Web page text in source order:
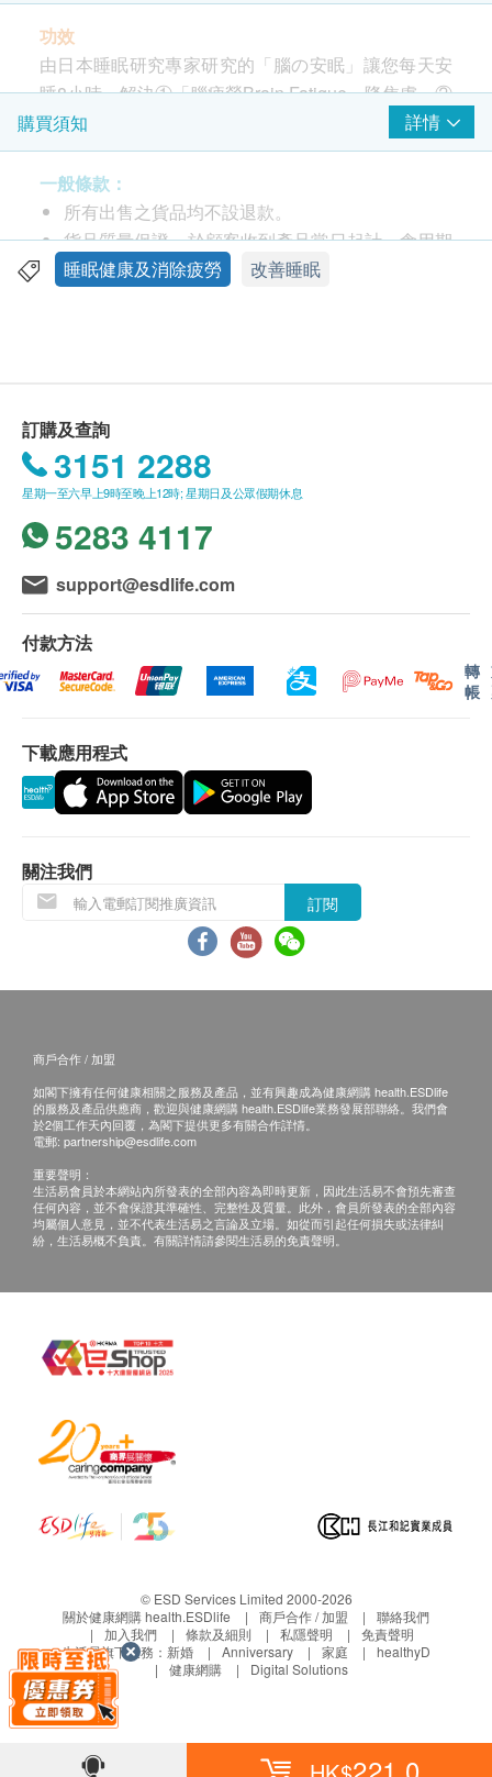
功效
由日本睡眠研究專家研究的「腦の安眠」讓您每天安
睡8小時，解決①「腦疲勞Brain Fatigue」降焦慮、②
睡眠障礙、③肌肉痠痛！舒緩入睡困難，針對淺睡、
多夢易醒、早醒等，助你建立自然睡眠規律。
成份
γ-氨基丁酸(GABA)，Neumentrix™️(留蘭香)、纈草萃
取、香蜂草萃取、纖維素(抗結劑)、脂肪酸蔗醣酯(乳
化劑)、二氧化矽(抗結劑)
注意事項
孕婦、哺乳期女性及兒童慎用。
使用中如有不適，請停止服用或諮詢醫生意見。
請置產品於陰涼位置。
購買須知 詳情
一般條款：
所有出售之貨品均不設退款。
貨品質量保證，於顧客收到產品當日起計，食用期
應最少有9個月或以上。
購買產品總額滿HK$300，即可享本地免費送貨服
務。賬單總額未滿HK$300需附加HK$30運費。
我們將於確定訂單後1-3個工作天內安排發貨。
不排除運送時間會因節日而有所影響。當八號烈風
訊號懸掛或黑色暴雨警告生效時，送貨服務時間將
會延遲。
所有訂單須視乎相關貨品的供應情況再作最後確
認。倘若健康網購health.ESDlife未能提供任何訂
單上的貨品，健康網購health.ESDlife有權拒絕接
受該訂單，並且會於送貨前透過電話或電郵通知顧
退換條款：
當顧客收取已訂購之貨品時，有責任檢查貨品是否
退換產品必須包裝完整，如退換之產品有任何殘缺
或過期退回，供應商有權不受理。
如有其他損壞或遺漏查詢，顧客必須保留有效收據
正本，並於送貨後3個工作天內按下列方式聯絡
睡眠健康及消除疲勞 改善睡眠
訂購及查詢
3151 2288
星期一至六早上9時至晚上12時; 星期日及公眾假期休息
5283 4117
support@esdlife.com
付款方法
轉
帳
下載應用程式
關注我們
訂閱
商戶合作 / 加盟
如閣下擁有任何健康相關之服務及產品，並有興趣成為健康網購 health.ESDlife
的服務及產品供應商，歡迎與健康網購 health.ESDlife業務發展部聯絡。我們會
於2個工作天內回覆，為閣下提供更多有關合作詳情。
電郵: partnership@esdlife.com
重要聲明：
生活易會員於本網站內所發表的全部內容為即時更新，因此生活易不會預先審查
任何內容，並不會保證其準確性、完整性及質量。此外，會員所發表的全部內容
均屬個人意見，並不代表生活易之言論及立場。如從而引起任何損失或法律糾
紛，生活易概不負責。有關詳情請參閱生活易的免責聲明。
© ESD Services Limited 2000-2026
關於健康網購 health.ESDlife
商戶合作 / 加盟
聯絡我們
加入我們
條款及細則 私隱聲明
免責聲明
生活易旗下業務： 新婚 Anniversary 家庭
healthyD
健康網購
Digital Solutions